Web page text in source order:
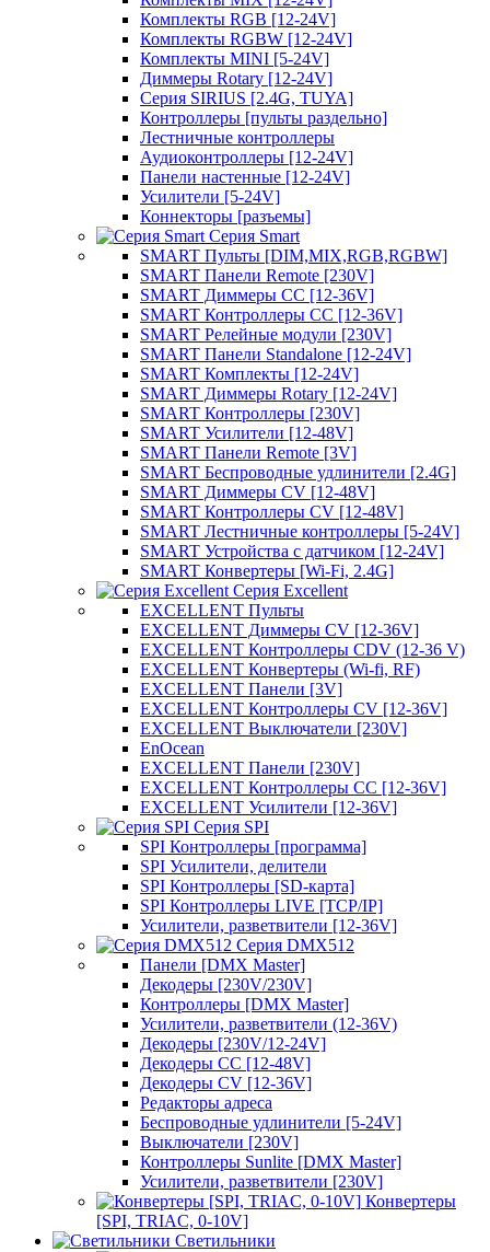
Комплекты RGB [12-24V]
Комплекты RGBW [12-24V]
Комплекты MINI [5-24V]
Диммеры Rotary [12-24V]
Серия SIRIUS [2.4G, TUYA]
Контроллеры [пульты раздельно]
Лестничные контроллеры
Аудиоконтроллеры [12-24V]
Панели настенные [12-24V]
Усилители [5-24V]
Коннекторы [разъемы]
Серия Smart
SMART Пульты [DIM,MIX,RGB,RGBW]
SMART Панели Remote [230V]
SMART Диммеры CC [12-36V]
SMART Контроллеры CC [12-36V]
SMART Релейные модули [230V]
SMART Панели Standalone [12-24V]
SMART Комплекты [12-24V]
SMART Диммеры Rotary [12-24V]
SMART Контроллеры [230V]
SMART Усилители [12-48V]
SMART Панели Remote [3V]
SMART Беспроводные удлинители [2.4G]
SMART Диммеры CV [12-48V]
SMART Контроллеры CV [12-48V]
SMART Лестничные контроллеры [5-24V]
SMART Устройства с датчиком [12-24V]
SMART Конвертеры [Wi-Fi, 2.4G]
Серия Excellent
EXCELLENT Пульты
EXCELLENT Диммеры CV [12-36V]
EXCELLENT Контроллеры CDV (12-36 V)
EXCELLENT Конвертеры (Wi-fi, RF)
EXCELLENT Панели [3V]
EXCELLENT Контроллеры CV [12-36V]
EXCELLENT Выключатели [230V]
EnOcean
EXCELLENT Панели [230V]
EXCELLENT Контроллеры CC [12-36V]
EXCELLENT Усилители [12-36V]
Серия SPI
SPI Контроллеры [программа]
SPI Усилители, делители
SPI Контроллеры [SD-карта]
SPI Контроллеры LIVE [TCP/IP]
Усилители, разветвители [12-36V]
Серия DMX512
Панели [DMX Master]
Декодеры [230V/230V]
Контроллеры [DMX Master]
Усилители, разветвители (12-36V)
Декодеры [230V/12-24V]
Декодеры CC [12-48V]
Декодеры CV [12-36V]
Редакторы адреса
Беспроводные удлинители [5-24V]
Выключатели [230V]
Контроллеры Sunlite [DMX Master]
Усилители, разветвители [230V]
Конвертеры
[SPI, TRIAC, 0-10V]
Светильники